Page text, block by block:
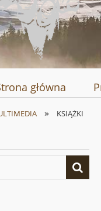
główna
» KSIĄŻKI